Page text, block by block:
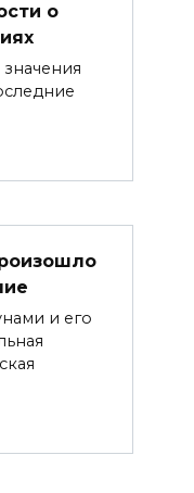
о
и его